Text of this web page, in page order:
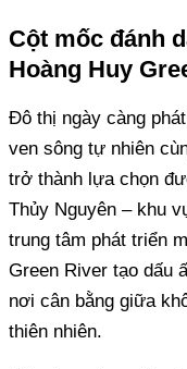
Cột mốc đánh
Hoàng Huy
Đô thị ngày càng
ven sông tự nhiên
trở thành lựa chọn
Thủy Nguyên – khu
trung tâm phát triển
Green River tạo dấu
nơi cân bằng giữa
thiên nhiên.